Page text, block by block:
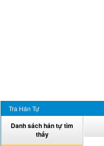
Tra Hán Tự
Danh sách hán tự tìm
thấy